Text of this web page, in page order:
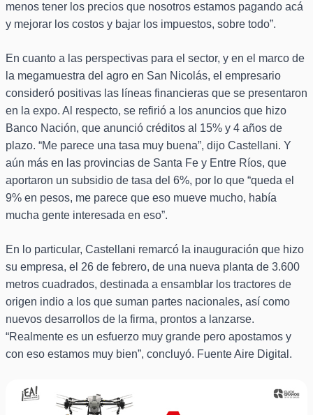
menos tener los precios que nosotros estamos pagando acá
y mejorar los costos y bajar los impuestos, sobre todo”.
En cuanto a las perspectivas para el sector, y en el marco de
la megamuestra del agro en San Nicolás, el empresario
consideró positivas las líneas financieras que se presentaron
en la expo. Al respecto, se refirió a los anuncios que hizo
Banco Nación, que anunció créditos al 15% y 4 años de
plazo. “Me parece una tasa muy buena”, dijo Castellani. Y
aún más en las provincias de Santa Fe y Entre Ríos, que
aportaron un subsidio de tasa del 6%, por lo que “queda el
9% en pesos, me parece que eso mueve mucho, había
mucha gente interesada en eso”.
En lo particular, Castellani remarcó la inauguración que hizo
su empresa, el 26 de febrero, de una nueva planta de 3.600
metros cuadrados, destinada a ensamblar los tractores de
origen indio a los que suman partes nacionales, así como
nuevos desarrollos de la firma, prontos a lanzarse.
“Realmente es un esfuerzo muy grande pero apostamos y
con eso estamos muy bien”, concluyó. Fuente Aire Digital.